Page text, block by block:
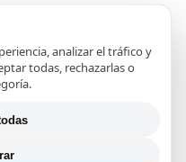
sociales!
WhatsAppPinterest
analizar el tráfico y
todas, rechazarlas o